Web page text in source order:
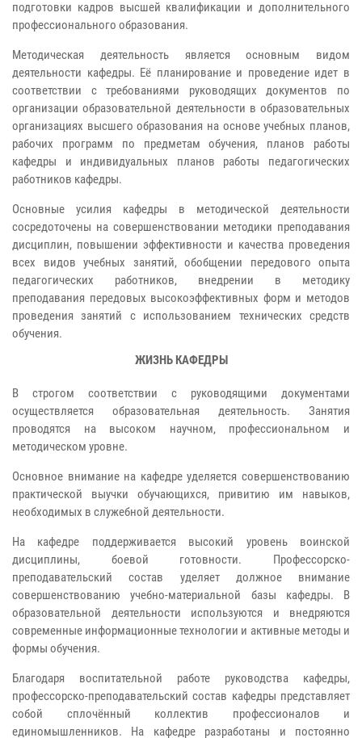
подготовки кадров высшей квалификации и дополнительного
профессионального образования.
Методическая деятельность является основным видом
деятельности кафедры. Её планирование и проведение идет в
соответствии с требованиями руководящих документов по
организации образовательной деятельности в образовательных
организациях высшего образования на основе учебных планов,
рабочих программ по предметам обучения, планов работы
кафедры и индивидуальных планов работы педагогических
работников кафедры.
Основные усилия кафедры в методической деятельности
сосредоточены на совершенствовании методики преподавания
дисциплин, повышении эффективности и качества проведения
всех видов учебных занятий, обобщении передового опыта
педагогических работников, внедрении в методику
преподавания передовых высокоэффективных форм и методов
проведения занятий с использованием технических средств
обучения.
ЖИЗНЬ КАФЕДРЫ
В строгом соответствии с руководящими документами
осуществляется образовательная деятельность. Занятия
проводятся на высоком научном, профессиональном и
методическом уровне.
Основное внимание на кафедре уделяется совершенствованию
практической выучки обучающихся, привитию им навыков,
необходимых в служебной деятельности.
На кафедре поддерживается высокий уровень воинской
дисциплины, боевой готовности. Профессорско-
преподавательский состав уделяет должное внимание
совершенствованию учебно-материальной базы кафедры. В
образовательной деятельности используются и внедряются
современные информационные технологии и активные методы и
формы обучения.
Благодаря воспитательной работе руководства кафедры,
профессорско-преподавательский состав кафедры представляет
собой сплочённый коллектив профессионалов и
единомышленников. На кафедре разработаны и постоянно